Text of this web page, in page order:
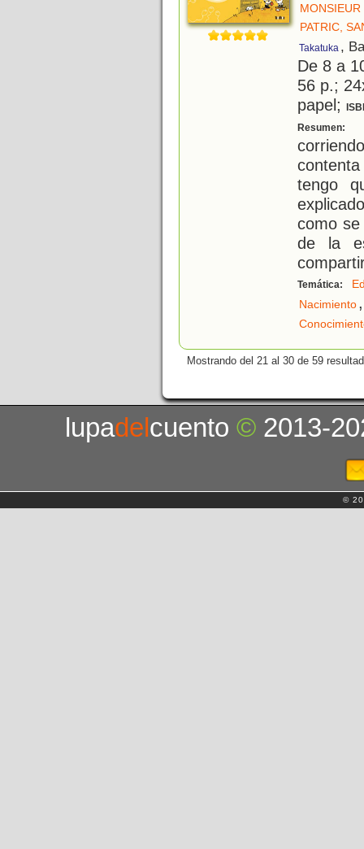
PATRIC,
Takatuka ,
De 8 a
56 p.;
papel;
Resumen:
tengo
como
de la
Temática:
Nacimiento,
Mostrando del 21 al 30 de 59
lupadelcuento© 2013-
©